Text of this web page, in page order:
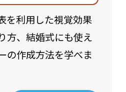
を利用した視覚効果
方、結婚式にも使え
の作成方法を学べま